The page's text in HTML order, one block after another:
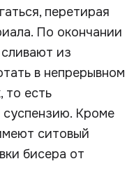
перетирая
По окончании
из
в непрерывном
то есть
Кроме
ситовый
бисера от